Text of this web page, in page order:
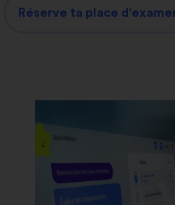
Réserve ta place